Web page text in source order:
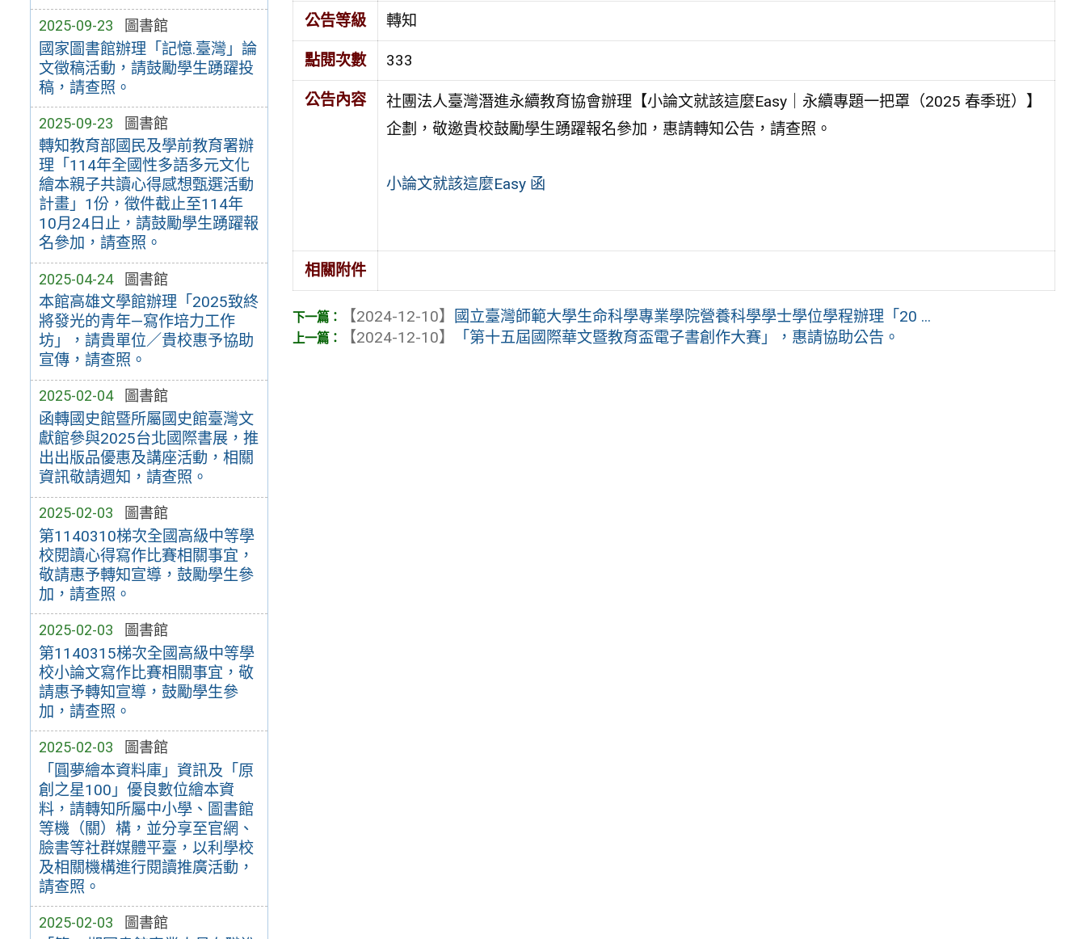
2025-09-23 圖書館
國家圖書館辦理「記憶.臺灣」論
文徵稿活動，請鼓勵學生踴躍投
稿，請查照。
2025-09-23 圖書館
轉知教育部國民及學前教育署辦
理「114年全國性多語多元文化
繪本親子共讀心得感想甄選活動
計畫」1份，徵件截止至114年
10月24日止，請鼓勵學生踴躍報
名參加，請查照。
2025-04-24 圖書館
本館高雄文學館辦理「2025致終
將發光的青年—寫作培力工作
坊」，請貴單位／貴校惠予協助
宣傳，請查照。
2025-02-04 圖書館
函轉國史館暨所屬國史館臺灣文
獻館參與2025台北國際書展，推
出出版品優惠及講座活動，相關
資訊敬請週知，請查照。
2025-02-03 圖書館
第1140310梯次全國高級中等學
校閱讀心得寫作比賽相關事宜，
敬請惠予轉知宣導，鼓勵學生參
加，請查照。
2025-02-03 圖書館
第1140315梯次全國高級中等學
校小論文寫作比賽相關事宜，敬
請惠予轉知宣導，鼓勵學生參
加，請查照。
2025-02-03 圖書館
「圓夢繪本資料庫」資訊及「原
創之星100」優良數位繪本資
料，請轉知所屬中小學、圖書館
等機（關）構，並分享至官網、
臉書等社群媒體平臺，以利學校
及相關機構進行閱讀推廣活動，
請查照。
2025-02-03 圖書館
公告等級 轉知
點閱次數 333
公告內容
社團法人臺灣潛進永續教育協會辦理【小論文就該這麼Easy｜永續專題一把罩（2025 春季班）】
企劃，敬邀貴校鼓勵學生踴躍報名參加，惠請轉知公告，請查照。
小論文就該這麼Easy 函
相關附件
【2024-12-10】
國立臺灣師範大學生命科學專業學院營養科學學士學位學程辦理「20 ...
【2024-12-10】
「第十五屆國際華文暨教育盃電子書創作大賽」，惠請協助公告。